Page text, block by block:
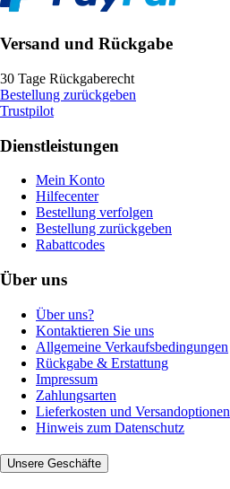
Versand und Rückgabe
30 Tage Rückgaberecht
Bestellung zurückgeben
Trustpilot
Dienstleistungen
Mein Konto
Hilfecenter
Bestellung verfolgen
Bestellung zurückgeben
Rabattcodes
Über uns
Über uns?
Kontaktieren Sie uns
Allgemeine Verkaufsbedingungen
Rückgabe & Erstattung
Impressum
Zahlungsarten
Lieferkosten und Versandoptionen
Hinweis zum Datenschutz
Unsere Geschäfte